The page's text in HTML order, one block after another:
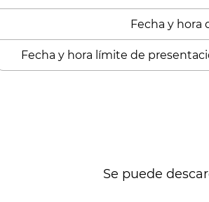
Fecha y hora
Fecha y hora límite de
Se puede